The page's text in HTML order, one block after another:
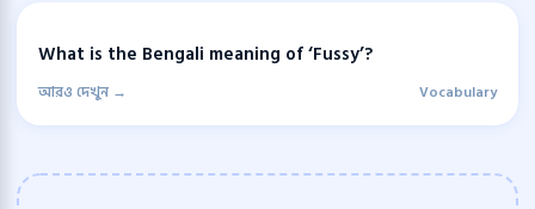
What is the Bengali meaning of ‘Fussy’?
আরও দেখুন → Vocabulary